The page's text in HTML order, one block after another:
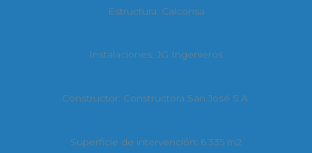
Estructura: Calconsa
Instalaciones: JG Ingenieros
Constructor: Constructora San José S.A.
Superficie de intervención: 6.335 m2